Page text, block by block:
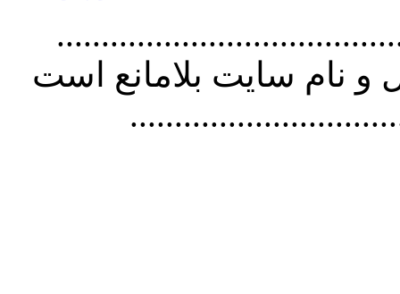
استفاده از
نام سايت بلامانع است